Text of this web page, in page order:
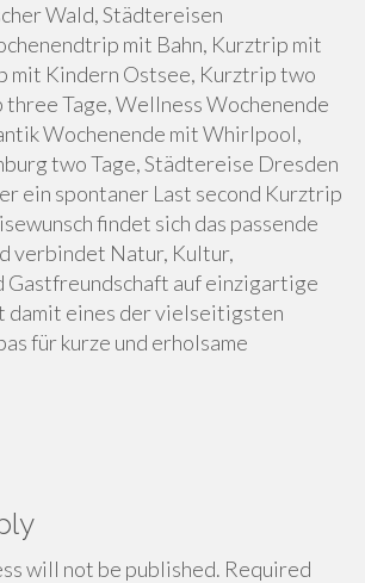
Wald, Städtereisen
mit Bahn, Kurztrip mit
mit Kindern Ostsee, Kurztrip two
three Tage, Wellness Wochenende
Wochenende mit Whirlpool,
two Tage, Städtereise Dresden
ein spontaner Last second Kurztrip
findet sich das passende
verbindet Natur, Kultur,
Gastfreundschaft auf einzigartige
damit eines der vielseitigsten
für kurze und erholsame
will not be published. Required